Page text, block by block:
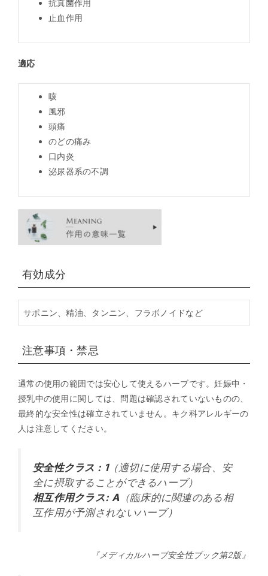
抗真菌作用
止血作用
適応
咳
風邪
頭痛
のどの痛み
口内炎
泌尿器系の不調
有効成分
サポニン、精油、タンニン、フラボノイドなど
注意事項・禁忌
通常の使用の範囲では安心して使えるハーブです。妊娠中・
授乳中の使用に関しては、問題は確認されていないものの、
最終的な安全性は確立されていません。キク科アレルギーの
人は注意してください。
安全性クラス : 1（適切に使用する場合、安
全に摂取することができるハーブ）
相互作用クラス: A （臨床的に関連のある相
互作用が予測されないハーブ）
『メディカルハーブ安全性ブック第2版』